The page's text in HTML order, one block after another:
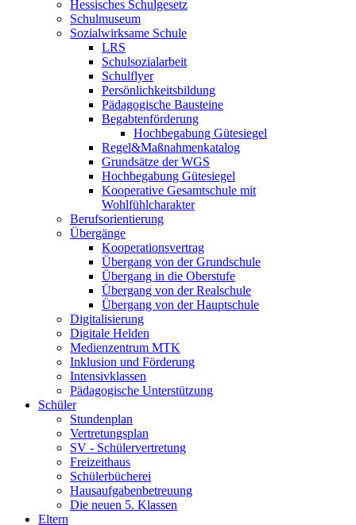
Hessisches Schulgesetz
Schulmuseum
Sozialwirksame Schule
LRS
Schulsozialarbeit
Schulflyer
Persönlichkeitsbildung
Pädagogische Bausteine
Begabtenförderung
Hochbegabung Gütesiegel
Regel&Maßnahmenkatalog
Grundsätze der WGS
Hochbegabung Gütesiegel
Kooperative Gesamtschule mit
Wohlfühlcharakter
Berufsorientierung
Übergänge
Kooperationsvertrag
Übergang von der Grundschule
Übergang in die Oberstufe
Übergang von der Realschule
Übergang von der Hauptschule
Digitalisierung
Digitale Helden
Medienzentrum MTK
Inklusion und Förderung
Intensivklassen
Pädagogische Unterstützung
Schüler
Stundenplan
Vertretungsplan
SV - Schülervertretung
Freizeithaus
Schülerbücherei
Hausaufgabenbetreuung
Die neuen 5. Klassen
Eltern